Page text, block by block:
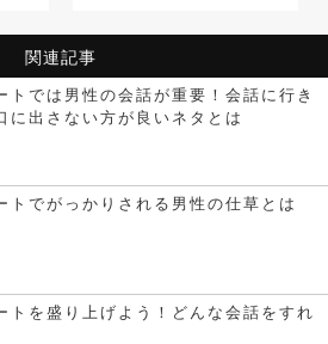
関連記事
トでは男性の会話が重要！会話に行き
に出さない方が良いネタとは
トでがっかりされる男性の仕草とは
トを盛り上げよう！どんな会話をすれ